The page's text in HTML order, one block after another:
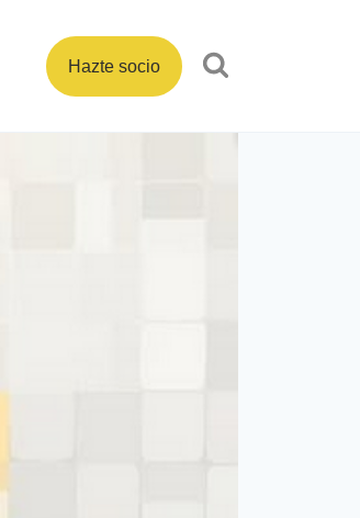
Hazte socio